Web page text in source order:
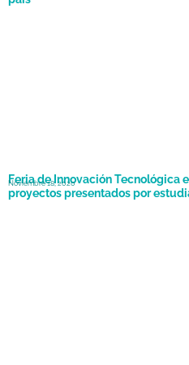
Feria de Innovación Tecnológica
proyectos presentados por
Noviembre 18, 2020